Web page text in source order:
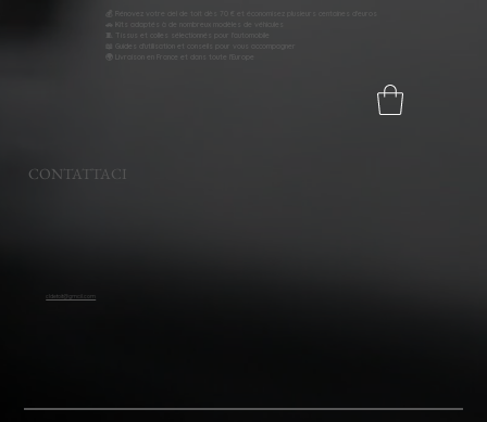
💰 Rénovez votre ciel de toit dès 70 € et économisez plusieurs centaines d'euros
🚗 Kits adaptés à de nombreux modèles de véhicules
🧵 Tissus et colles sélectionnés pour l'automobile
📖 Guides d'utilisation et conseils pour vous accompagner
🌍 Livraison en France et dans toute l'Europe
CONTATTACI
cldetoit@gmail.com